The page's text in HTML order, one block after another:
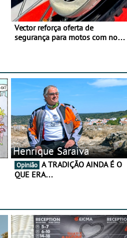
Vector reforça oferta de
segurança para motos com nova
Henrique Saraiva
Opinião
QUE ERA…